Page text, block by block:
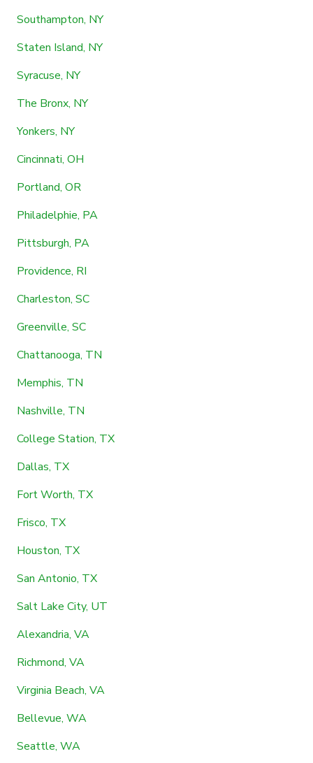
Southampton, NY
Staten Island, NY
Syracuse, NY
The Bronx, NY
Yonkers, NY
Cincinnati, OH
Portland, OR
Philadelphie, PA
Pittsburgh, PA
Providence, RI
Charleston, SC
Greenville, SC
Chattanooga, TN
Memphis, TN
Nashville, TN
College Station, TX
Dallas, TX
Fort Worth, TX
Frisco, TX
Houston, TX
San Antonio, TX
Salt Lake City, UT
Alexandria, VA
Richmond, VA
Virginia Beach, VA
Bellevue, WA
Seattle, WA